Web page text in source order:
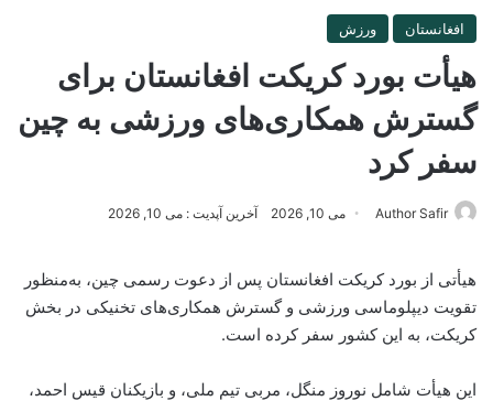
افغانستان ورزش
هیأت بورد کریکت افغانستان برای
گسترش همکاری‌های ورزشی به چین
سفر کرد
Author Safir می 10, 2026 آخرین آپدیت : می 10, 2026
هیأتی از بورد کریکت افغانستان پس از دعوت رسمی چین، به‌منظور
تقویت دیپلوماسی ورزشی و گسترش همکاری‌های تخنیکی در بخش
کریکت، به این کشور سفر کرده است.
این هیأت شامل نوروز منگل، مربی تیم ملی، و بازیکنان قیس احمد،